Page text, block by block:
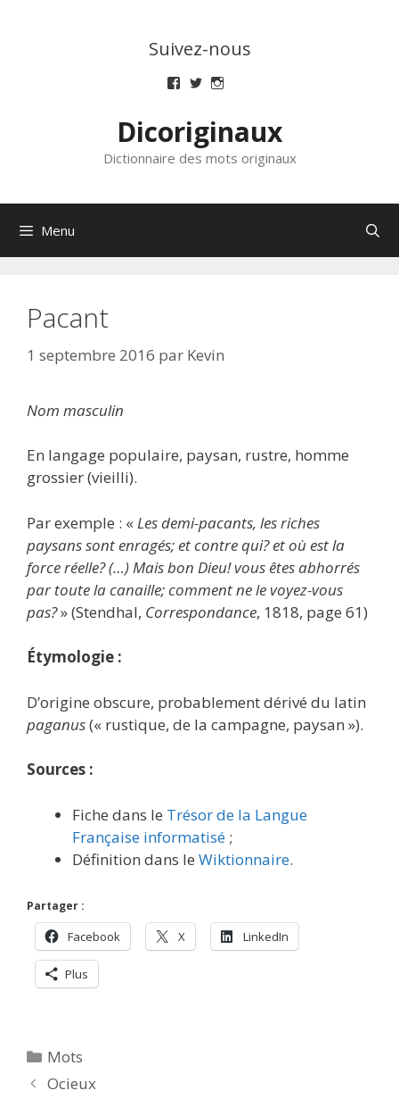
Suivez-nous
Voir
de
dicoriginaux
sur
Facebook
Voir
de
dicoriginaux
sur
Twitter
de
dicoriginaux
sur
Instagram
Dicoriginaux
Dictionnaire des mots originaux
Menu
Pacant
1 septembre 2016 par Kevin
Nom masculin
En langage populaire, paysan, rustre, homme
grossier (vieilli).
Par exemple : « Les demi-pacants, les riches
paysans sont enragés; et contre qui? et où est la
force réelle? (…) Mais bon Dieu! vous êtes abhorrés
par toute la canaille; comment ne le voyez-vous
pas?» (Stendhal, Correspondance, 1818, page 61)
Étymologie :
D’origine obscure, probablement dérivé du latin
paganus(« rustique, de la campagne, paysan »).
Sources :
Fiche dans le Trésor de la Langue
Française informatisé ;
Définition dans le Wiktionnaire.
Partager :
Facebook X LinkedIn
Plus
Catégories
Mots
Ocieux